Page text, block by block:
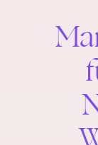
für